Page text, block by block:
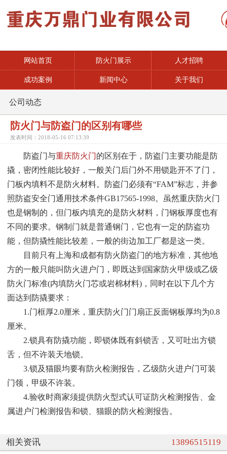
网站首页 防火门展示 人才招聘
成功案例 新闻中心 关于我们
公司动态
防火门与防盗门的区别有哪些
发表时间：2018-05-16 07:13:39
防盗门与重庆防火门的区别在于，防盗门主要功能是防
撬，密闭性能比较好，一般关门后门外不用锁匙开不了门，
门板内填料不是防火材料。防盗门必须有“FAM”标志，并参
照防盗安全门通用技术条件GB17565-1998。虽然重庆防火门
也是钢制的，但门板内填充的是防火材料，门钢板厚度也有
不同的要求。钢制门就是普通钢门，它也有一定的防盗功
能，但防撬性能比较差，一般的街边加工厂都是这一类。
目前只有上海和成都有防火防盗门的地方标准，其他地
方的一般只能叫防火进户门，即既达到国家防火甲级或乙级
防火门标准(内填防火门芯或岩棉材料)，同时在以下几个方
面达到防撬要求：
1.门框厚2.0厘米，重庆防火门门扇正反面钢板厚均为0.8
厘米。
2.锁具有防撬功能，即锁体既有斜锁舌，又可吐出方锁
舌，但不许装天地锁。
3.锁及猫眼均要有防火检测报告，乙级防火进户门可装
门领，甲级不许装。
4.验收时商家须提供防火型式认可证防火检测报告、金
属进户门检测报告和锁、猫眼的防火检测报告。
相关资讯 13896515119